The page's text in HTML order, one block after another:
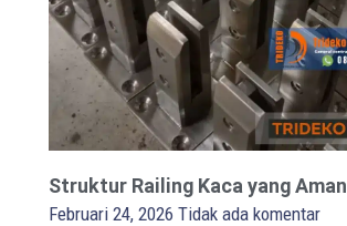
Struktur Railing Kaca yang Aman
Februari 24, 2026 Tidak ada komentar